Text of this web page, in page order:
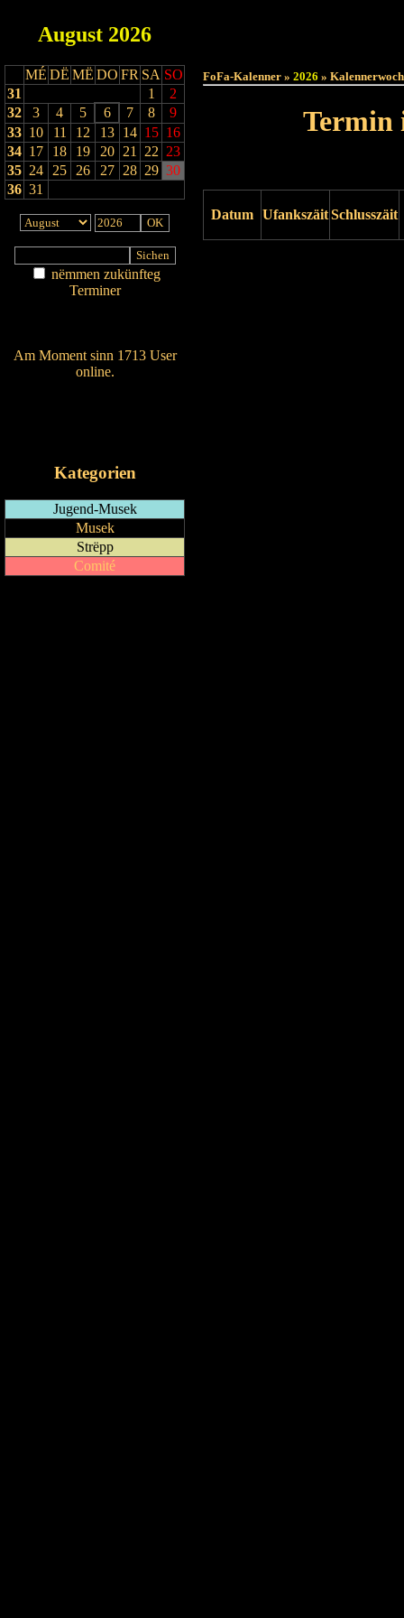
August 2026
MÉ DË MË DO FR SA SO
31
1
2
32
3 4 5 6 7 8
9
33 10 11 12 13 14 15 16
34 17 18 19 20 21 22 23
35 24 25 26 27 28 29 30
36 31
nëmmen zukünfteg
Terminer
Am Moment sinn 1713 User
online.
Kategorien
Jugend-Musek
Musek
Strëpp
Comité
FoFa-Kalenner » 2026 »
Termin
Datum UfankszäitSchlusszäit